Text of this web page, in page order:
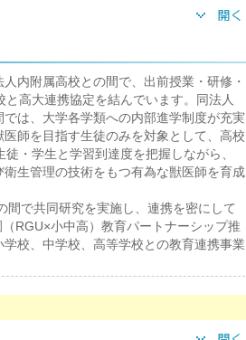
内附属高校との間で、出前授業・研修・
高大連携協定を結んでいます。同法人
は、大学各学類への内部進学制度が充実
師を目指す生徒のみを対象として、高校
・学生と学習到達度を把握しながら、
生管理の技術をもつ有為な獣医師を育成
で共同研究を実施し、連携を密にして
RGU×小中高）教育パートナーシップ推
校、中学校、高等学校との教育連携事業